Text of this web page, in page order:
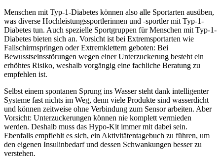
Menschen mit Typ-1-Diabetes können also alle Sportarten ausüben,
was diverse Hochleistungssportlerinnen und -sportler mit Typ-1-
Diabetes tun. Auch spezielle Sportgruppen für Menschen mit Typ-1-
Diabetes bieten sich an. Vorsicht ist bei Extremsportarten wie
Fallschirmspringen oder Extremklettern geboten: Bei
Bewusstseinsstörungen wegen einer Unterzuckerung besteht ein
erhöhtes Risiko, weshalb vorgängig eine fachliche Beratung zu
empfehlen ist.
Selbst einem spontanen Sprung ins Wasser steht dank intelligenter
Systeme fast nichts im Weg, denn viele Produkte sind wasserdicht
und können zeitweise ohne Verbindung zum Sensor arbeiten. Aber
Vorsicht: Unterzuckerungen können nie komplett vermieden
werden. Deshalb muss das Hypo-Kit immer mit dabei sein.
Ebenfalls empfiehlt es sich, ein Aktivitätentagebuch zu führen, um
den eigenen Insulinbedarf und dessen Schwankungen besser zu
verstehen.